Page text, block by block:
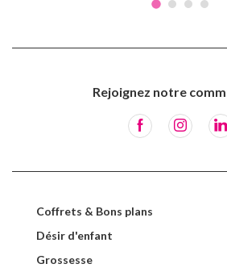
Rejoignez notre
Coffrets & Bons plans
Désir d'enfant
Grossesse